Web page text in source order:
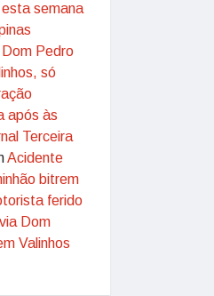
esta semana
Pedro
só
após às
Terceira
Acidente
bitrem
ferido
Dom
Valinhos